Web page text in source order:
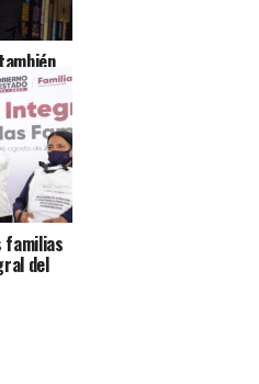
familias
del